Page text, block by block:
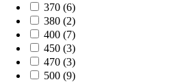
370 (6)
380 (2)
400 (7)
450 (3)
470 (3)
500 (9)